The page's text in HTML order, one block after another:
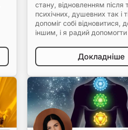
стану, відновленням після
психічних, душевних так і
допоміг собі відновитися,
іншим, і я радий допомогти
Докладніше